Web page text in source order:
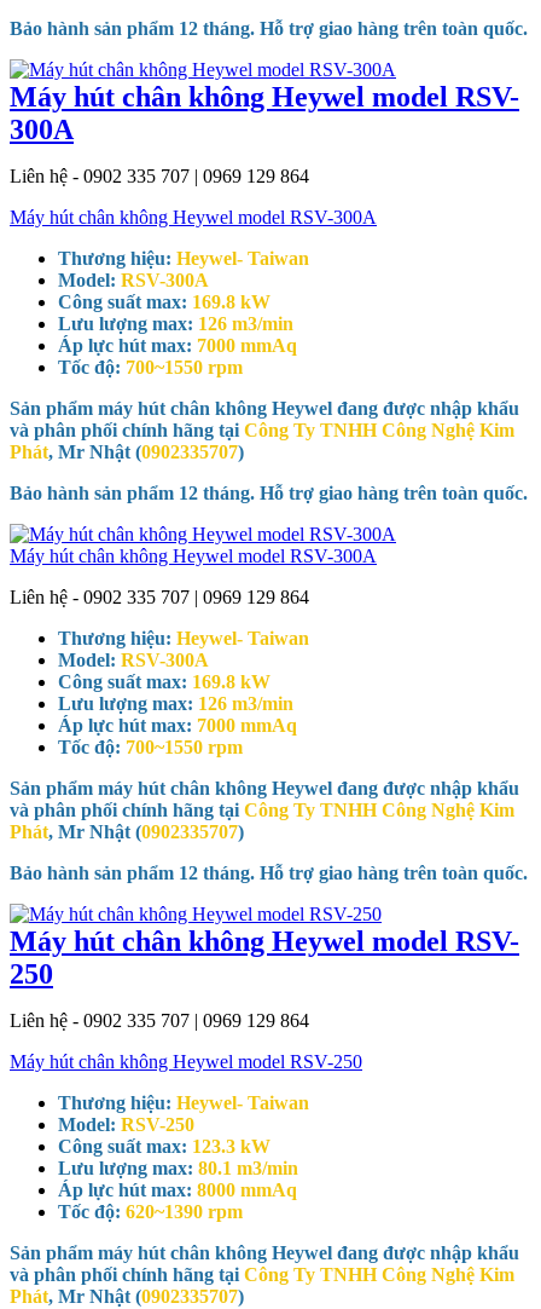
Bảo hành sản phẩm 12 tháng. Hỗ trợ giao hàng trên toàn quốc.
Máy hút chân không Heywel model RSV-
300A
Liên hệ - 0902 335 707 | 0969 129 864
Máy hút chân không Heywel model RSV-300A
Thương hiệu: Heywel- Taiwan
Model: RSV-300A
Công suất max: 169.8 kW
Lưu lượng max: 126 m3/min
Áp lực hút max: 7000 mmAq
Tốc độ: 700~1550 rpm
Sản phẩm máy hút chân không Heywel đang được nhập khẩu
và phân phối chính hãng tại Công Ty TNHH Công Nghệ Kim
Phát, Mr Nhật (0902335707)
Bảo hành sản phẩm 12 tháng. Hỗ trợ giao hàng trên toàn quốc.
Máy hút chân không Heywel model RSV-300A
Liên hệ - 0902 335 707 | 0969 129 864
Thương hiệu: Heywel- Taiwan
Model: RSV-300A
Công suất max: 169.8 kW
Lưu lượng max: 126 m3/min
Áp lực hút max: 7000 mmAq
Tốc độ: 700~1550 rpm
Sản phẩm máy hút chân không Heywel đang được nhập khẩu
và phân phối chính hãng tại Công Ty TNHH Công Nghệ Kim
Phát, Mr Nhật (0902335707)
Bảo hành sản phẩm 12 tháng. Hỗ trợ giao hàng trên toàn quốc.
Máy hút chân không Heywel model RSV-
250
Liên hệ - 0902 335 707 | 0969 129 864
Máy hút chân không Heywel model RSV-250
Thương hiệu: Heywel- Taiwan
Model: RSV-250
Công suất max: 123.3 kW
Lưu lượng max: 80.1 m3/min
Áp lực hút max: 8000 mmAq
Tốc độ: 620~1390 rpm
Sản phẩm máy hút chân không Heywel đang được nhập khẩu
và phân phối chính hãng tại Công Ty TNHH Công Nghệ Kim
Phát, Mr Nhật (0902335707)